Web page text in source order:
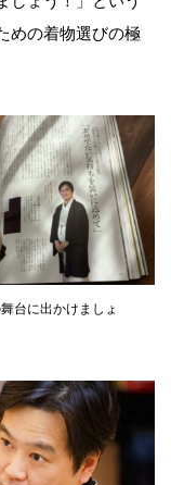
めの着物選びの極
台に出かけましょ